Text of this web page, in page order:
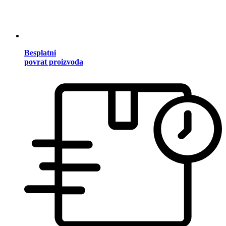
Besplatni
povrat proizvoda